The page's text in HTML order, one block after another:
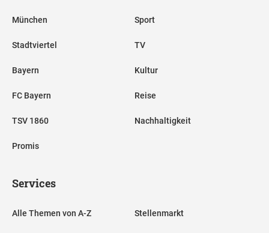
München
Stadtviertel
Bayern
FC Bayern
TSV 1860
Promis
Sport
TV
Kultur
Reise
Nachhaltigkeit
Services
Alle Themen von A-Z Stellenmarkt